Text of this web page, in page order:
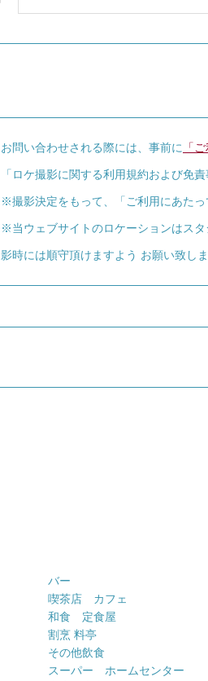
お問い合わせされる際には、事前に 「
「ロケ撮影に関する利用規約および免
※撮影決定をもって、「ご利用にあたっ
※当ウェブサイトのロケーションはス
影時には順守頂けますよう お願い致しま
バー
喫茶店 カフェ
和食 定食屋
割烹 料亭
その他飲食
スーパー ホームセンター